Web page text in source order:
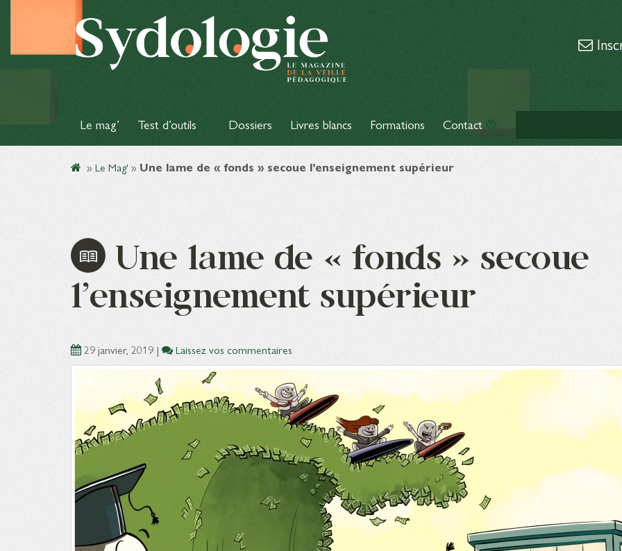
Le mag’ Test d’outils Dossiers Livres blancs Formations Contact
» Le Mag' » Une lame de « fonds » secoue l’enseignement supérieur
Une lame de « fonds » secoue
l’enseignement supérieur
29 janvier, 2019 | Laissez vos commentaires